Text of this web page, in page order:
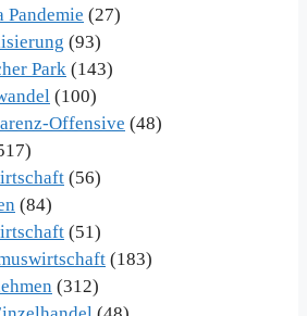
Pandemie (27)
(93)
Park (143)
(100)
Offensive (48)
(56)
(84)
(51)
(183)
(312)